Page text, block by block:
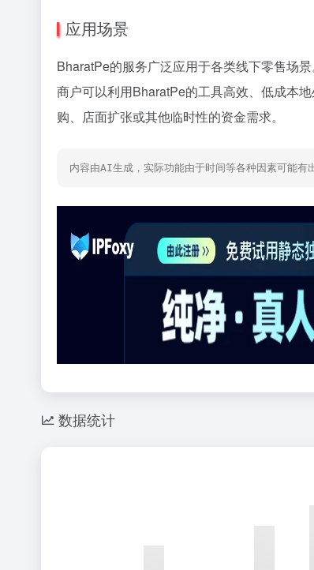
应用场景
BharatPe的服务广泛应用于各类线下零售场
商户可以利用BharatPe的工具高效、低成本
购、店面扩张或其他临时性的资金需求。
内容由AI生成，实际功能由于时间等各种因素可能有
数据统计